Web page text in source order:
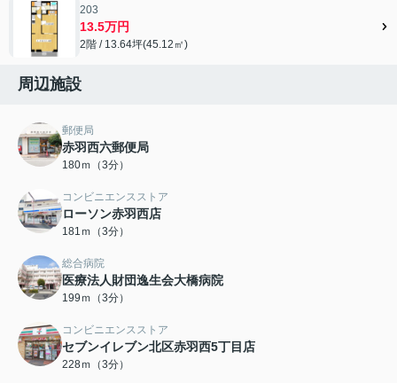
203
13.5万円
2階 / 13.64坪(45.12㎡)
周辺施設
郵便局
赤羽西六郵便局
180ｍ（3分）
コンビニエンスストア
ローソン赤羽西店
181ｍ（3分）
総合病院
医療法人財団逸生会大橋病院
199ｍ（3分）
コンビニエンスストア
セブンイレブン北区赤羽西5丁目店
228ｍ（3分）